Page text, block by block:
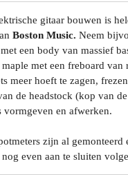
gitaar bouwen is
Boston Music. Neem
met een body van massief
maple met een freboard
meer hoeft te zagen,
de headstock (kop van
vormgeven en afwerken.
zijn al gemonteerd
even aan te sluiten